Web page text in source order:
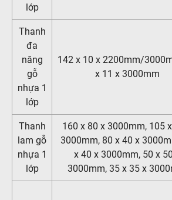
lớp
Thanh
đa
năng
gỗ
nhựa 1
lớp
142 x 10 x 2200mm/
x 11 x 3000mm
Thanh
lam gỗ
nhựa 1
lớp
160 x 80 x 3000mm, 105
3000mm, 80 x 40 x
x 40 x 3000mm, 50 x
3000mm, 35 x 35 x